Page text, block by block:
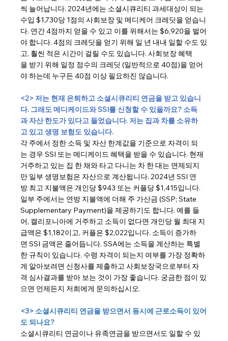
씩 늘어납니다. 2024년에는 소셜시큐리티 과세대상이 되는
수입 $1,730당 1점의 사회보장 및 메디케어 크레딧을 얻습니
다. 연간 4점까지 얻을 수 있고 이를 위해서는 $6,920을 벌어
야 합니다. 4점의 크레딧을 얻기 위해 일 년 내내 일할 수도 있
고, 훨씬 적은 시간이 걸릴 수도 있습니다. 사회보장 혜택
을 받기 위해 일정 점수의 크레딧 (일반적으로 40점)을 얻어
야 하는데 누구든 40점 이상 필요하진 않습니다.
<2> 저는 현재 은퇴하고 소셜시큐리티 연금을 받고 있습니
다. 그래도 메디케이드와 SSI를 신청할 수 있을까요? 소득
과 자산 한도가 있다고 들었습니다. 저는 집과 차를 소유하
고 있고 생명 보험도 있습니다.
각 주에서 정한 소득 및 자산 한계값을 기준으로 자격이 되
는 경우 SSI 또는 메디케이드 혜택을 받을 수 있습니다. 현재
거주하고 있는 집 한 채와 타고 다니는 차 한 대는 면제되지
만 일부 생명보험은 자산으로 계산됩니다. 2024년 SSI 연
방 최고 지불액은 개인당 $943 또는 커플당 $1,415입니다.
일부 주에서는 연방 지불액에 더해 주 가산금 (SSP; State
Supplementary Payment)을 제공하기도 합니다. 예를 들
어, 캘리포니아에 거주하고 소득이 없다면 개인당 월 최대 지
급액은 $1,182이고, 커플은 $2,022입니다. 소득이 증가하
면 SSI 금액은 줄어듭니다. SSA에는 소득을 계산하는 특별
한 규칙이 있습니다. 수령 자격이 되는지 여부를 가장 정확하
게 알아보려면 신청사를 제출하고 사회보장국으로부터 자
격 심사결과를 받아 보는 것이 가장 좋습니다. 궁금한 점이 있
으면 언제든지 저희에게 문의하십시오.
<3> 소셜시큐리티 연금을 받으면서 동시에 근로소득이 있어
도 되나요?
소셜시큐리티 연금이나 유족연금을 받으면서도 일할 수 있